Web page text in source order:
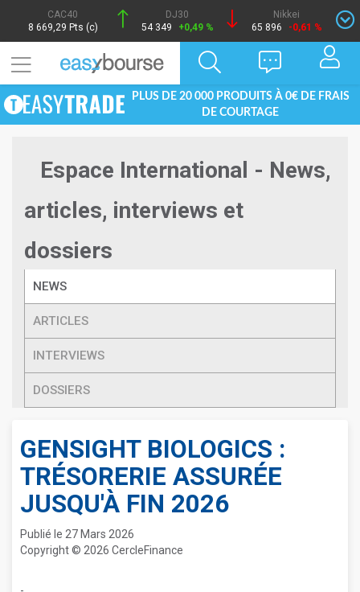
CAC40
8 669,29 Pts (c)
DJ30
54 349
+0,49 %
Nikkei
65 896
-0,61 %
PLUS DE 20 000 PRODUITS À 0€ DE FRAIS
DE COURTAGE
Espace International - News,
articles, interviews et
dossiers
NEWS
ARTICLES
INTERVIEWS
DOSSIERS
GENSIGHT BIOLOGICS :
TRÉSORERIE ASSURÉE
JUSQU'À FIN 2026
Publié le 27 Mars 2026
Copyright © 2026 CercleFinance